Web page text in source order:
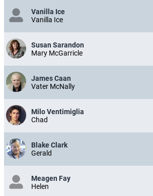
Vanilla Ice
Vanilla Ice
Susan Sarandon
Mary McGarricle
James Caan
Vater McNally
Milo Ventimiglia
Chad
Blake Clark
Gerald
Meagen Fay
Helen